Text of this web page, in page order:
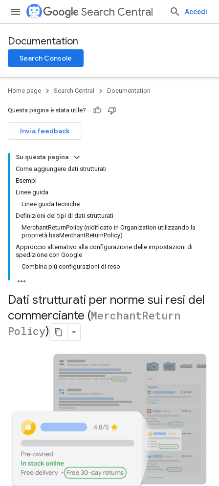
Search Central Accedi
Documentation
Search Console
Home page Search Central Documentation
Questa pagina è stata utile?
Invia feedback
Su questa pagina
Come aggiungere dati strutturati
Esempi
Linee guida
Linee guida tecniche
Definizioni dei tipi di dati strutturati
MerchantReturnPolicy (nidificato in Organization utilizzando la
proprietà hasMerchantReturnPolicy)
Approccio alternativo alla configurazione delle impostazioni di
spedizione con Google
Combina più configurazioni di reso
Dati strutturati per norme sui resi del
commerciante (MerchantReturn
Policy)